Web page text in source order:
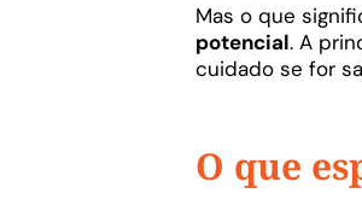
Mas o que
potencial. A
cuidado se for
O que